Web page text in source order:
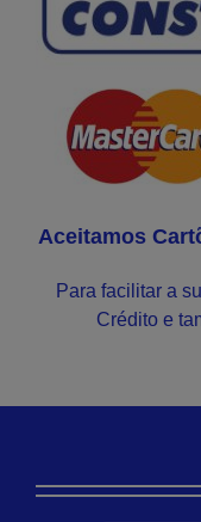
Aceitamos
Para facilitar a
Crédito e